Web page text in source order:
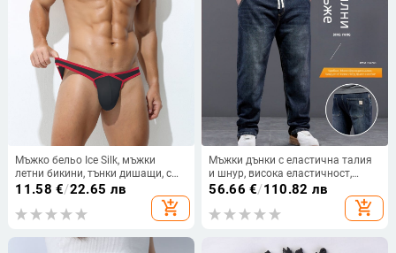
Мъжко бельо Ice Silk, мъжки
летни бикини, тънки дишащи, с
ниска талия, секси, висок клас,
11.58 €/22.65 лв
add_shopping_cart
Мъжки дънки с еластична талия
и шнур, висока еластичност,
права кройка, свободен силует,
56.66 €/110.82 лв
add_shopping_cart